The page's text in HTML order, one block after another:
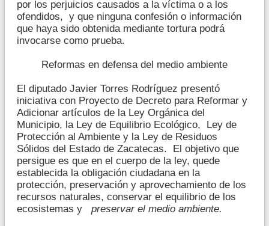
por los perjuicios causados a la víctima o a los
ofendidos, y que ninguna confesión o información
que haya sido obtenida mediante tortura podrá
invocarse como prueba.
Reformas en defensa del medio ambiente
El diputado Javier Torres Rodríguez presentó
iniciativa con Proyecto de Decreto para Reformar y
Adicionar artículos de la Ley Orgánica del
Municipio, la Ley de Equilibrio Ecológico, Ley de
Protección al Ambiente y la Ley de Residuos
Sólidos del Estado de Zacatecas. El objetivo que
persigue es que en el cuerpo de la ley, quede
establecida la obligación ciudadana en la
protección, preservación y aprovechamiento de los
recursos naturales, conservar el equilibrio de los
ecosistemas y
preservar el medio ambiente.